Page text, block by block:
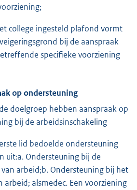
college ingesteld plafond vormt
bij de aanspraak
specifieke voorziening
op ondersteuning
doelgroep hebben aanspraak op
bij de arbeidsinschakeling
lid bedoelde ondersteuning
uit:a. Ondersteuning bij de
arbeid;b. Ondersteuning bij het
arbeid; alsmedec. Een voorziening